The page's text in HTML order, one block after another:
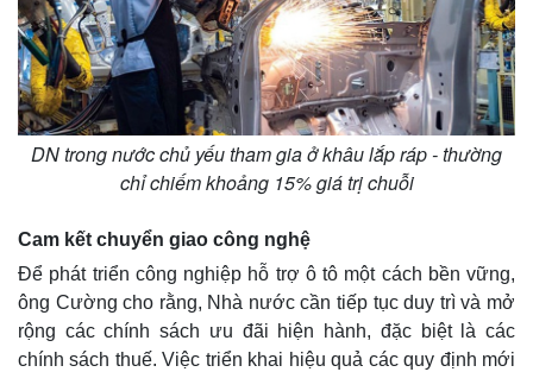
Kinh tế
Bất động sản
Khởi nghiệp
Thị trường
Giá vàng
Tiêu dùng
Tỷ giá
DN trong nước chủ yếu tham gia ở khâu lắp ráp - thường
chỉ chiếm khoảng 15% giá trị chuỗi
Cam kết chuyển giao công nghệ
Để phát triển công nghiệp hỗ trợ ô tô một cách bền vững,
ông Cường cho rằng, Nhà nước cần tiếp tục duy trì và mở
rộng các chính sách ưu đãi hiện hành, đặc biệt là các
chính sách thuế. Việc triển khai hiệu quả các quy định mới